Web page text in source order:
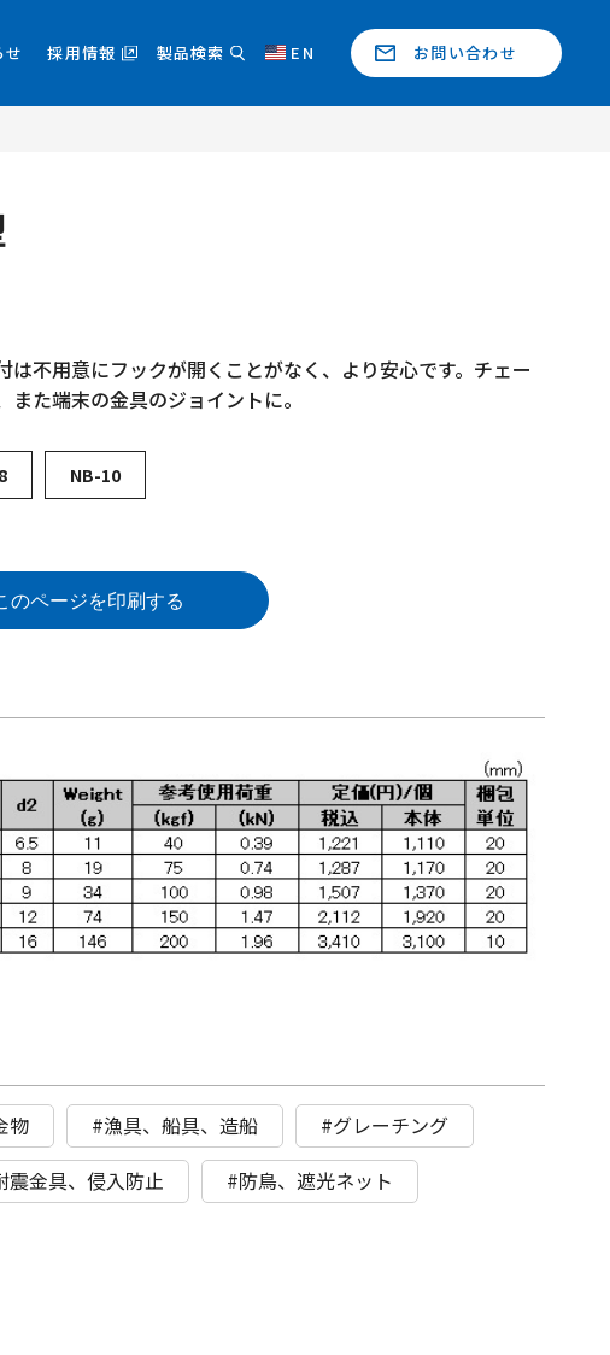
せ 採用情報 製品検索 EN お問い合わせ
不用意にフックが開くことがなく、より安心です。チェー
た端末の金具のジョイントに。
NB-10
のページを印刷する
物 #漁具、船具、造船
#グレーチング
震金具、侵入防止
#防鳥、遮光ネット